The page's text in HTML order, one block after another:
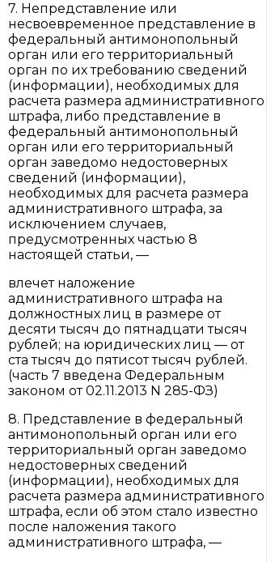
7. Непредставление или
несвоевременное представление в
федеральный антимонопольный
орган или его территориальный
орган по их требованию сведений
(информации), необходимых для
расчета размера административного
штрафа, либо представление в
федеральный антимонопольный
орган или его территориальный
орган заведомо недостоверных
сведений (информации),
необходимых для расчета размера
административного штрафа, за
исключением случаев,
предусмотренных частью 8
настоящей статьи, —
влечет наложение
административного штрафа на
должностных лиц в размере от
десяти тысяч до пятнадцати тысяч
рублей; на юридических лиц — от
ста тысяч до пятисот тысяч рублей.
(часть 7 введена Федеральным
законом от 02.11.2013 N 285-ФЗ)
8. Представление в федеральный
антимонопольный орган или его
территориальный орган заведомо
недостоверных сведений
(информации), необходимых для
расчета размера административного
штрафа, если об этом стало известно
после наложения такого
административного штрафа, —